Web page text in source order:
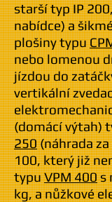
starší typ IP
nabídce) a
plošiny typu
nebo lomenou
jízdou do
vertikální
(domácí výtah)
250(náhrada
100, který již
typuVPM 400s
kg, a nůžkové